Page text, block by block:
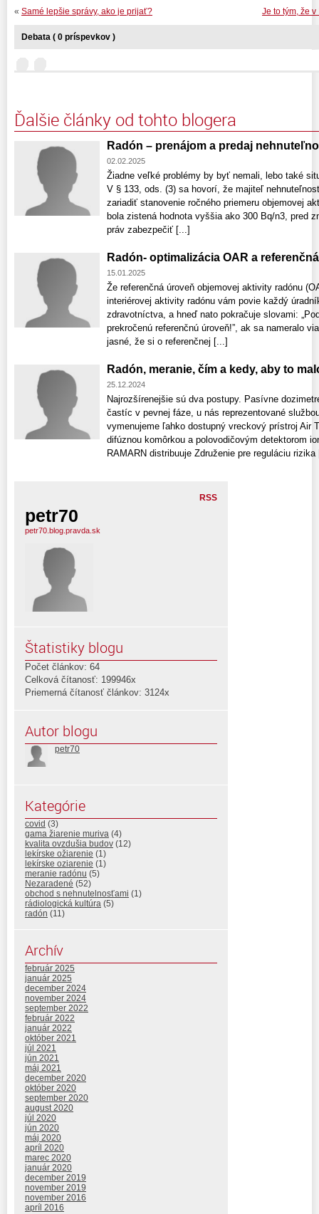
Je to tým, že
« Samé lepšie správy, ako je prijať?
Debata ( 0 príspevkov )
Ďalšie články od tohto blogera
Radón – prenájom a predaj
02.02.2025
Žiadne veľké problémy by byť nemali, lebo také
V § 133, ods. (3) sa hovorí, že majiteľ
zariadiť stanovenie ročného priemeru objemovej
bola zistená hodnota vyššia ako 300 Bq/n3, pred
práv zabezpečiť [...]
Radón- optimalizácia OAR a
15.01.2025
Že referenčná úroveň objemovej aktivity radónu
interiérovej aktivity radónu vám povie každý
zdravotníctva, a hneď nato pokračuje slovami:
prekročenú referenčnú úroveň!”, ak sa nameralo
jasné, že si o referenčnej [...]
Radón, meranie, čím a kedy, aby to
25.12.2024
Najrozšírenejšie sú dva postupy. Pasívne
častíc v pevnej fáze, u nás reprezentované
vymenujeme ľahko dostupný vreckový prístroj Air
difúznou komôrkou a polovodičovým detektorom
RAMARN distribuuje Združenie pre reguláciu rizika
RSS
petr70
petr70.blog.pravda.sk
Štatistiky blogu
Počet článkov: 64
Celková čítanosť: 199946x
Priemerná čítanosť článkov: 3124x
Autor blogu
petr70
Kategórie
covid (3)
gama žiarenie muriva (4)
kvalita ovzdušia budov (12)
lekírske ožiarenie (1)
lekírske oziarenie (1)
meranie radónu (5)
Nezaradené (52)
obchod s nehnutelnosťami (1)
rádiologická kultúra (5)
radón (11)
Archív
február 2025
január 2025
december 2024
november 2024
september 2022
február 2022
január 2022
október 2021
júl 2021
jún 2021
máj 2021
december 2020
október 2020
september 2020
august 2020
júl 2020
jún 2020
máj 2020
apríl 2020
marec 2020
január 2020
december 2019
november 2019
november 2016
apríl 2016